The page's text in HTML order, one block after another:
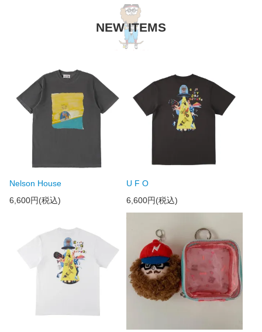
NEW ITEMS
Nelson House
6,600円(税込)
U F O
6,600円(税込)